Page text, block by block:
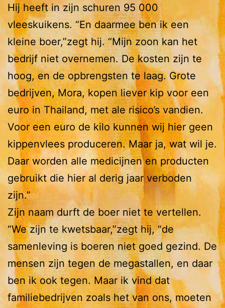
Hij heeft in zijn schuren 95 000
vleeskuikens. “En daarmee ben ik een
kleine boer,”zegt hij. “Mijn zoon kan het
bedrijf niet overnemen. De kosten zijn te
hoog, en de opbrengsten te laag. Grote
bedrijven, Mora, kopen liever kip voor een
euro in Thailand, met ale risico’s vandien.
Voor een euro de kilo kunnen wij hier geen
kippenvlees produceren. Maar ja, wat wil je.
Daar worden alle medicijnen en producten
gebruikt die hier al derig jaar verboden
zijn.”
Zijn naam durft de boer niet te vertellen.
“We zijn te kwetsbaar,”zegt hij, “de
samenleving is boeren niet goed gezind. De
mensen zijn tegen de megastallen, en daar
ben ik ook tegen. Maar ik vind dat
familiebedrijven zoals het van ons, moeten